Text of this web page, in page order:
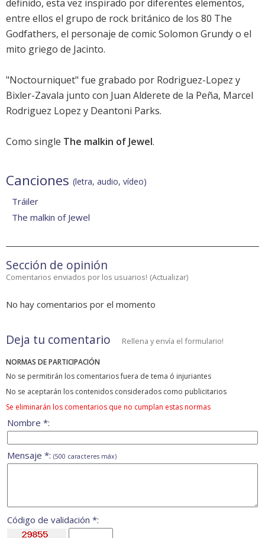
definido, esta vez inspirado por diferentes elementos,
entre ellos el grupo de rock británico de los 80 The
Godfathers, el personaje de comic Solomon Grundy o el
mito griego de Jacinto.
"Noctourniquet" fue grabado por Rodriguez-Lopez y
Bixler-Zavala junto con Juan Alderete de la Peña, Marcel
Rodriguez Lopez y Deantoni Parks.
Como single The malkin of Jewel.
Canciones (letra, audio, vídeo)
Tráiler
The malkin of Jewel
Sección de opinión
Comentarios enviados por los usuarios! (Actualizar)
No hay comentarios por el momento
Deja tu comentario Rellena y envía el formulario!
NORMAS DE PARTICIPACIÓN
No se permitirán los comentarios fuera de tema ó injuriantes
No se aceptarán los contenidos considerados como publicitarios
Se eliminarán los comentarios que no cumplan estas normas
Nombre *:
Mensaje *: (500 caracteres máx)
Código de validación *: